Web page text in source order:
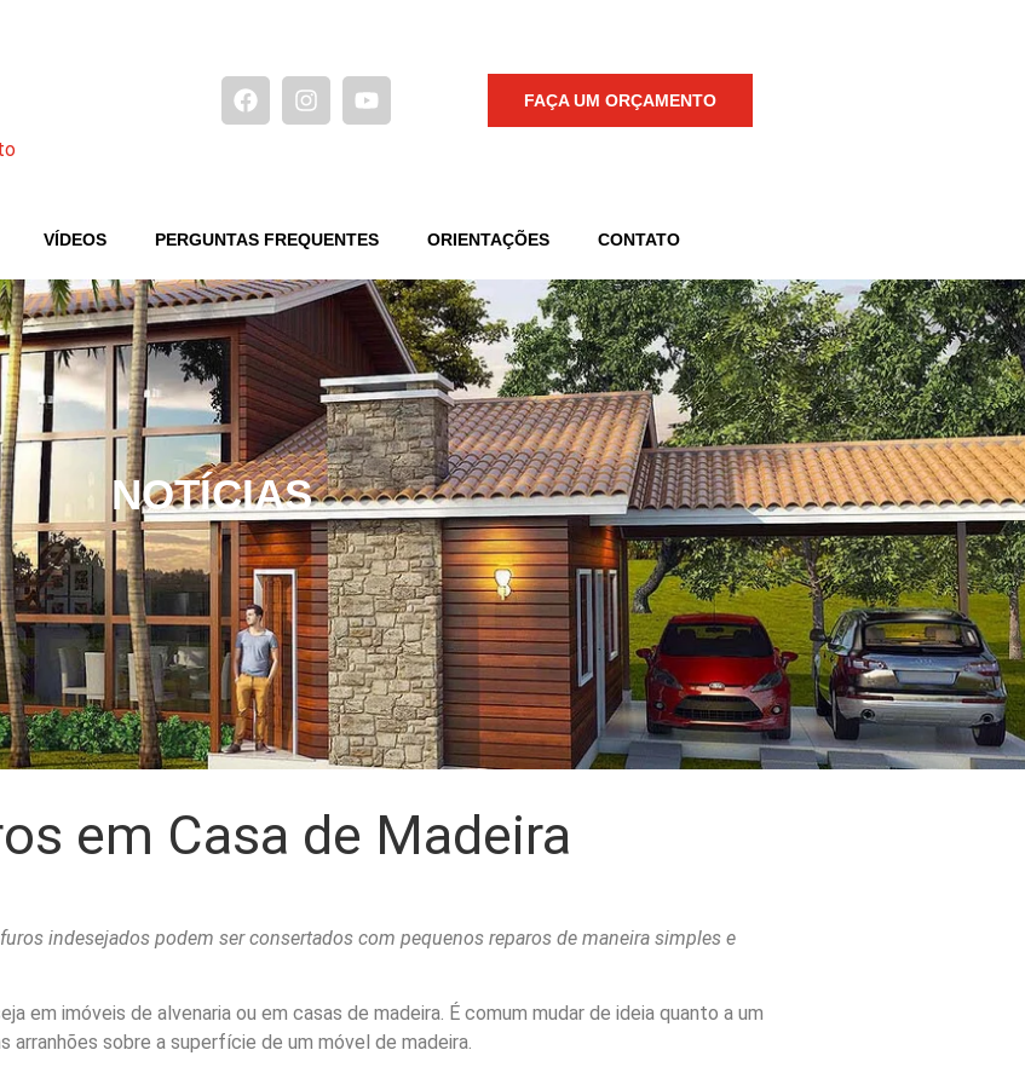
FAÇA UM ORÇAMENTO
VÍDEOS PERGUNTAS FREQUENTES ORIENTAÇÕES CONTATO
NOTÍCIAS
em Casa de Madeira
indesejados podem ser consertados com pequenos reparos de maneira simples e
em imóveis de alvenaria ou em casas de madeira. É comum mudar de ideia quanto a um
sobre a superfície de um móvel de madeira.